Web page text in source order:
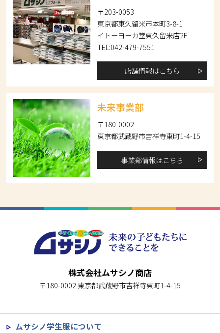
〒203-0053
東京都東久留米市本町3-8-1
イトーヨーカ堂東久留米店2F
TEL:042-479-7551
店舗情報はこちら
未来事業部
〒180-0002
東京都武蔵野市吉祥寺東町1-4-15
事業部情報はこちら
株式会社ムサシノ商店
〒180-0002 東京都武蔵野市吉祥寺東町1-4-15
ムサシノ学生服について